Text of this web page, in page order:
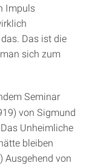
Impuls
Das ist die
sich zum
Seminar
von Sigmund
Unheimliche
bleiben
Ausgehend von